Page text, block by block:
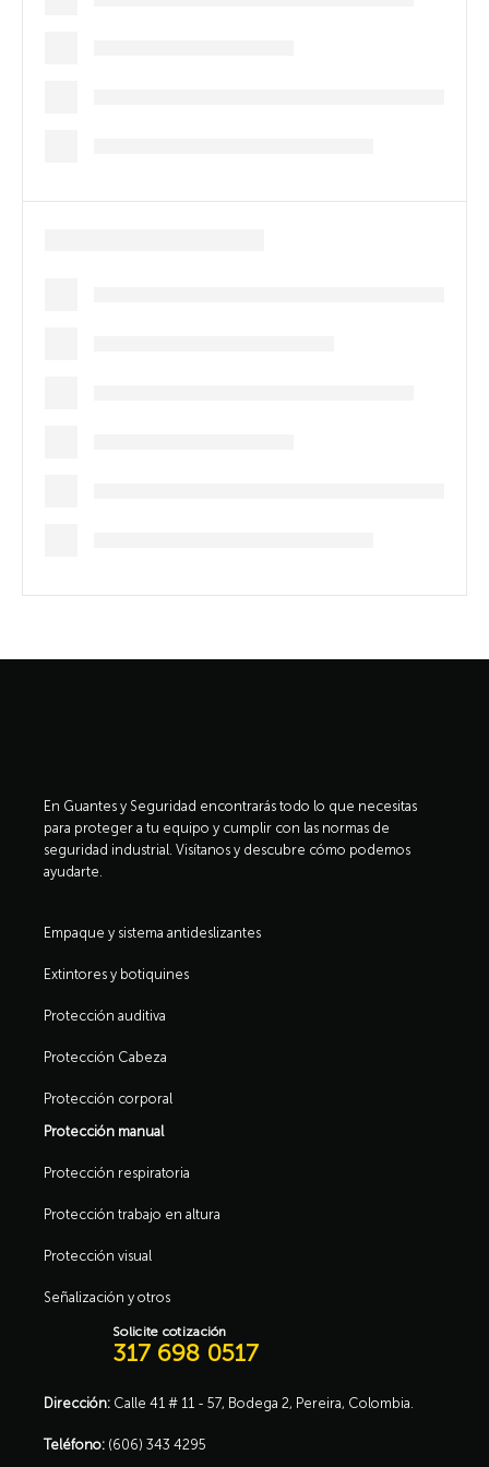
En Guantes y Seguridad encontrarás todo lo que necesitas
para proteger a tu equipo y cumplir con las normas de
seguridad industrial. Visítanos y descubre cómo podemos
ayudarte.
Empaque y sistema antideslizantes
Extintores y botiquines
Protección auditiva
Protección Cabeza
Protección corporal
Protección manual
Protección respiratoria
Protección trabajo en altura
Protección visual
Señalización y otros
Solicite cotización
317 698 0517
Dirección: Calle 41 # 11 - 57, Bodega 2, Pereira, Colombia.
Teléfono: (606) 343 4295